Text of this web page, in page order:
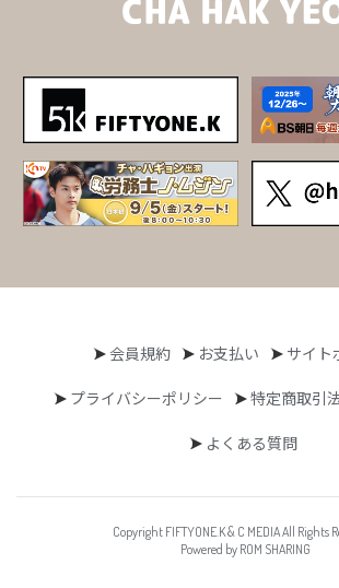
会員規約 お支払い サイト
プライバシーポリシー 特定商取引
よくある質問
Copyright FIFTYONE.K & C MEDIA All Rights
Powered by ROM SHARING